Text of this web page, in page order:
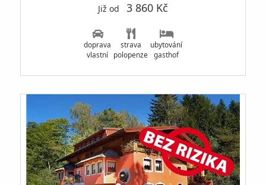
Již od 3 860 Kč
doprava
vlastní
strava
polopenze
ubytování
gasthof